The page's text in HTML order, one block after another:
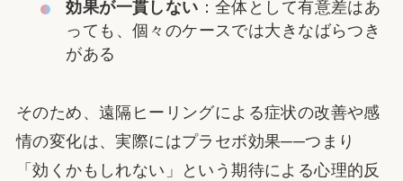
効果が一貫しない ：全体として有意差はあ
っても、個々のケースでは大きなばらつき
がある
そのため、遠隔ヒーリングによる症状の改善や感
情の変化は、実際にはプラセボ効果──つまり
「効くかもしれない」という期待による心理的反